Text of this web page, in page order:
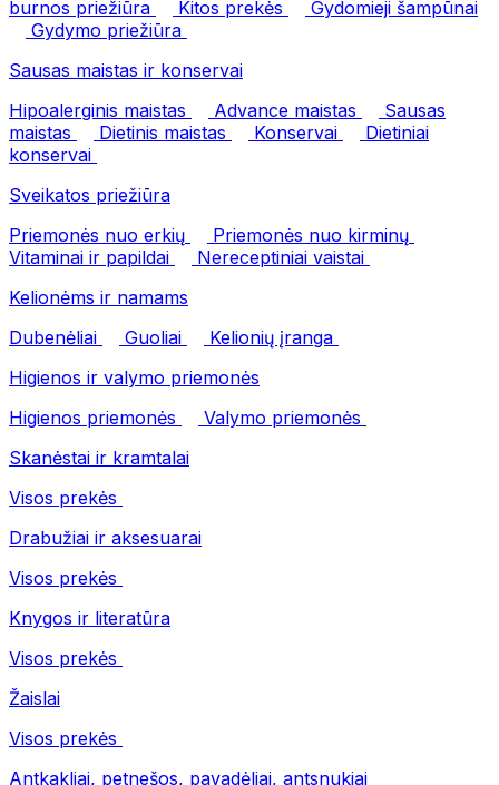
burnos priežiūra
Kitos prekės
Gydomieji šampūnai
Gydymo priežiūra
Sausas maistas ir konservai
Hipoalerginis maistas
Advance maistas
Sausas
maistas
Dietinis maistas Konservai
Dietiniai
konservai
Sveikatos priežiūra
Priemonės nuo erkių
Priemonės nuo kirminų
Vitaminai ir papildai
Nereceptiniai vaistai
Kelionėms ir namams
Dubenėliai
Guoliai
Kelionių įranga
Higienos ir valymo priemonės
Higienos priemonės
Valymo priemonės
Skanėstai ir kramtalai
Visos prekės
Drabužiai ir aksesuarai
Visos prekės
Knygos ir literatūra
Visos prekės
Žaislai
Visos prekės
Antkakliai, petnešos, pavadėliai, antsnukiai